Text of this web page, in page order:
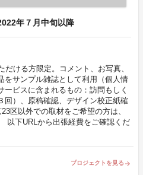
年７月中旬以降
だける方限定。コメント、お写真、
をサンプル雑誌として利用（個人情
ビスに含まれるもの：訪問もしく
回）、原稿確認、デザイン校正紙確
区以外での取材をご希望の方は、
以下URLから出張経費をご確認くだ
プロジェクトを見る arrow_forward